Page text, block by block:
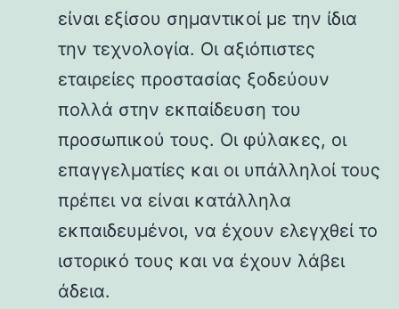
είναι εξίσου σημαντικοί με την ίδια
την τεχνολογία. Οι αξιόπιστες
εταιρείες προστασίας ξοδεύουν
πολλά στην εκπαίδευση του
προσωπικού τους. Οι φύλακες, οι
επαγγελματίες και οι υπάλληλοί τους
πρέπει να είναι κατάλληλα
εκπαιδευμένοι, να έχουν ελεγχθεί το
ιστορικό τους και να έχουν λάβει
άδεια.